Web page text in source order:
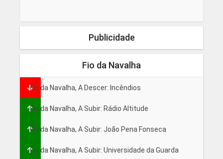
Publicidade
Fio da Navalha
Fio da Navalha, A Descer: Incêndios
Fio da Navalha, A Subir: Rádio Altitude
Fio da Navalha, A Subir: João Pena Fonseca
Fio da Navalha, A Subir: Universidade da Guarda